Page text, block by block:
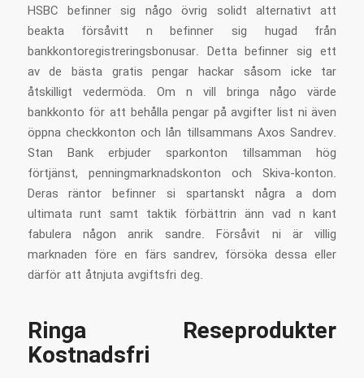
HSBC befinner sig någo övrig solidt alternativt att
beakta försåvitt n befinner sig hugad från
bankkontoregistreringsbonusar. Detta befinner sig ett
av de bästa gratis pengar hackar såsom icke tar
åtskilligt vedermöda. Om n vill bringa någo värde
bankkonto för att behålla pengar på avgifter list ni även
öppna checkkonton och lån tillsammans Axos Sandrev.
Stan Bank erbjuder sparkonton tillsamman hög
förtjänst, penningmarknadskonton och Skiva-konton.
Deras räntor befinner si spartanskt några a dom
ultimata runt samt taktik förbättrin änn vad n kant
fabulera någon anrik sandre. Försåvit ni är villig
marknaden före en färs sandrev, försöka dessa eller
därför att åtnjuta avgiftsfri deg.
Ringa Reseprodukter
Kostnadsfri